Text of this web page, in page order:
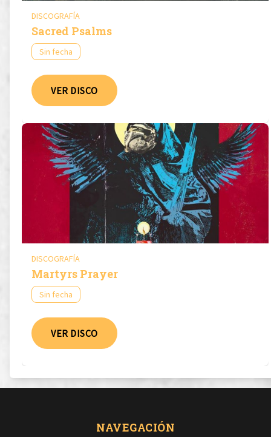
DISCOGRAFÍA
Sacred Psalms
Sin fecha
VER DISCO
DISCOGRAFÍA
Martyrs Prayer
Sin fecha
VER DISCO
NAVEGACIÓN